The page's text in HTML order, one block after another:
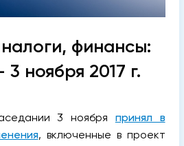
финансы:
ноября 2017 г.
3 ноября принял в
, включенные в проект